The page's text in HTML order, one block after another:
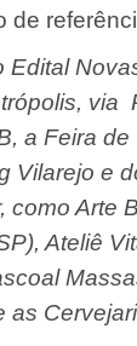
de
Edital
via
a Feira
Vilarejo e
como Arte
Ateliê
as